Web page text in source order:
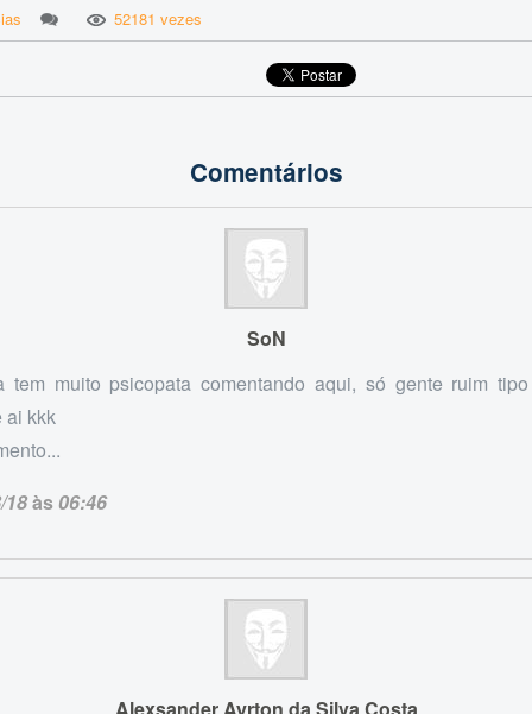
52181 vezes
Comentários
SoN
tem muito psicopata comentando aqui, só gente ruim
ai kkk
18às06:46